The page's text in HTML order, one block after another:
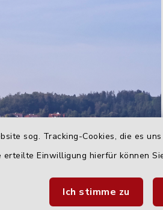
sog. Tracking-Cookies, die es
Einwilligung hierfür können
Ich stimme zu